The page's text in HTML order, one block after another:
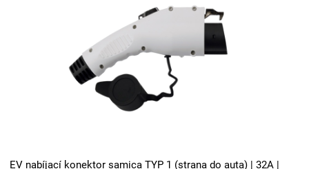
EV nabíjací konektor samica TYP 1 (strana do auta) | 32A |